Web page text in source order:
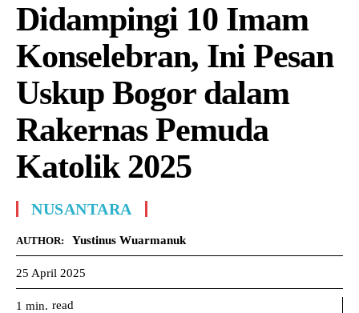
Didampingi 10 Imam
Konselebran, Ini Pesan
Uskup Bogor dalam
Rakernas Pemuda
Katolik 2025
NUSANTARA
AUTHOR: Yustinus Wuarmanuk
25 April 2025
1 min. read